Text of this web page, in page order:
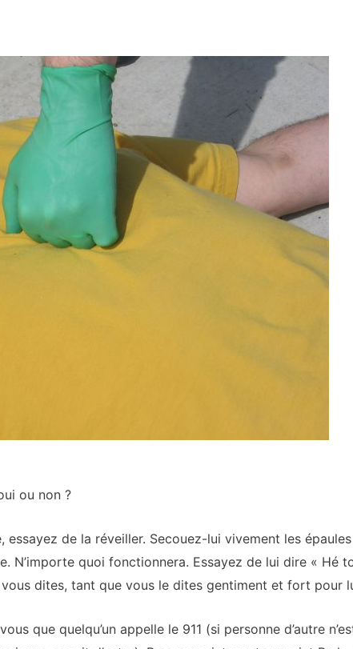
ou non ?
essayez de la réveiller. Secouez-lui vivement les
N’importe quoi fonctionnera. Essayez de lui dire « Hé
dites, tant que vous le dites gentiment et fort pour
que quelqu’un appelle le 911 (si personne d’autre